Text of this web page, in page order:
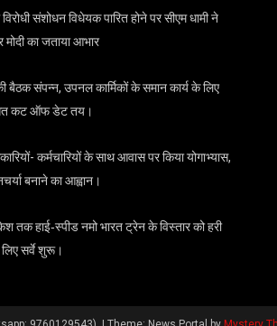
संशोधन विधेयक पारित होने पर सीएम धामी ने
मोदी का जताया आभार
बैठक संपन्न, उपनल कार्मिकों के समान कार्य के लिए
कट ऑफ डेट तय।
कर्मचारियों के साथ आवास पर किया योगाभ्यास,
बनाने का आह्वान।
तक हाई‑स्पीड नमो भारत ट्रेन के विस्तार को हरी
सर्वे शुरू।